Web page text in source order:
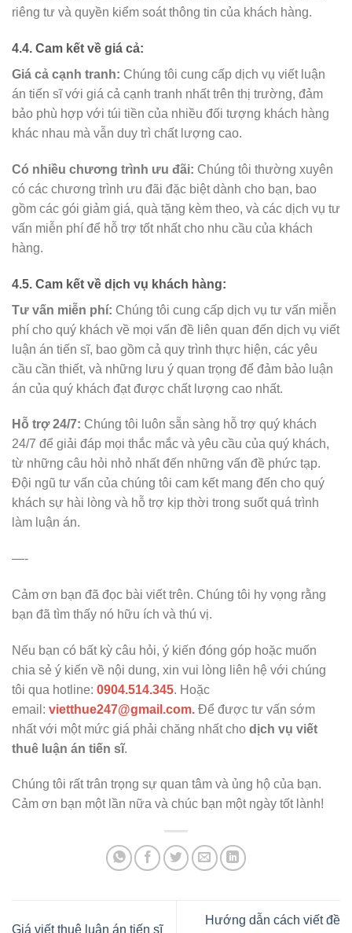
riêng tư và quyền kiểm soát thông tin của khách hàng.
4.4. Cam kết về giá cả:
Giá cả cạnh tranh: Chúng tôi cung cấp dịch vụ viết luận
án tiến sĩ với giá cả cạnh tranh nhất trên thị trường, đảm
bảo phù hợp với túi tiền của nhiều đối tượng khách hàng
khác nhau mà vẫn duy trì chất lượng cao.
Có nhiều chương trình ưu đãi: Chúng tôi thường xuyên
có các chương trình ưu đãi đặc biệt dành cho bạn, bao
gồm các gói giảm giá, quà tặng kèm theo, và các dịch vụ tư
vấn miễn phí để hỗ trợ tốt nhất cho nhu cầu của khách
hàng.
4.5. Cam kết về dịch vụ khách hàng:
Tư vấn miễn phí: Chúng tôi cung cấp dịch vụ tư vấn miễn
phí cho quý khách về mọi vấn đề liên quan đến dịch vụ viết
luận án tiến sĩ, bao gồm cả quy trình thực hiện, các yêu
cầu cần thiết, và những lưu ý quan trọng để đảm bảo luận
án của quý khách đạt được chất lượng cao nhất.
Hỗ trợ 24/7: Chúng tôi luôn sẵn sàng hỗ trợ quý khách
24/7 để giải đáp mọi thắc mắc và yêu cầu của quý khách,
từ những câu hỏi nhỏ nhất đến những vấn đề phức tạp.
Đội ngũ tư vấn của chúng tôi cam kết mang đến cho quý
khách sự hài lòng và hỗ trợ kịp thời trong suốt quá trình
làm luận án.
—-
Cảm ơn bạn đã đọc bài viết trên. Chúng tôi hy vọng rằng
bạn đã tìm thấy nó hữu ích và thú vị.
Nếu bạn có bất kỳ câu hỏi, ý kiến đóng góp hoặc muốn
chia sẻ ý kiến về nội dung, xin vui lòng liên hệ với chúng
tôi qua hotline: 0904.514.345. Hoặc
email: vietthue247@gmail.com. Để được tư vấn sớm
nhất với một mức giá phải chăng nhất cho dịch vụ viết
thuê luận án tiến sĩ.
Chúng tôi rất trân trọng sự quan tâm và ủng hộ của bạn.
Cảm ơn bạn một lần nữa và chúc bạn một ngày tốt lành!
Giá viết thuê luận án tiến sĩ
Hướng dẫn cách viết đề